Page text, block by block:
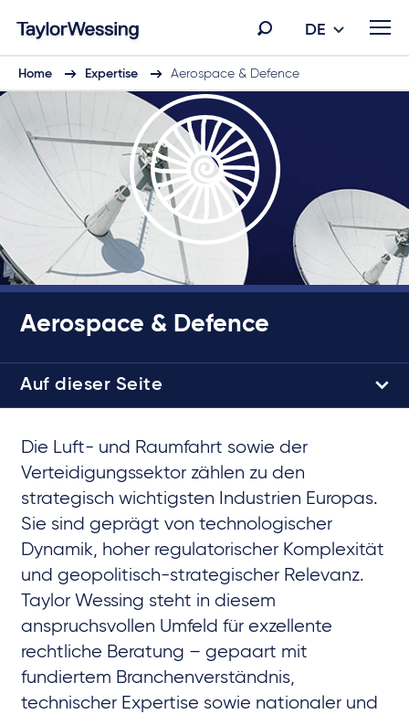
DE
Home Expertise Aerospace & Defence
Aerospace & Defence
Auf dieser Seite
Die Luft- und Raumfahrt sowie der
Verteidigungssektor zählen zu den
strategisch wichtigsten Industrien Europas.
Sie sind geprägt von technologischer
Dynamik, hoher regulatorischer Komplexität
und geopolitisch-strategischer Relevanz.
Taylor Wessing steht in diesem
anspruchsvollen Umfeld für exzellente
rechtliche Beratung – gepaart mit
fundiertem Branchenverständnis,
technischer Expertise sowie nationaler und